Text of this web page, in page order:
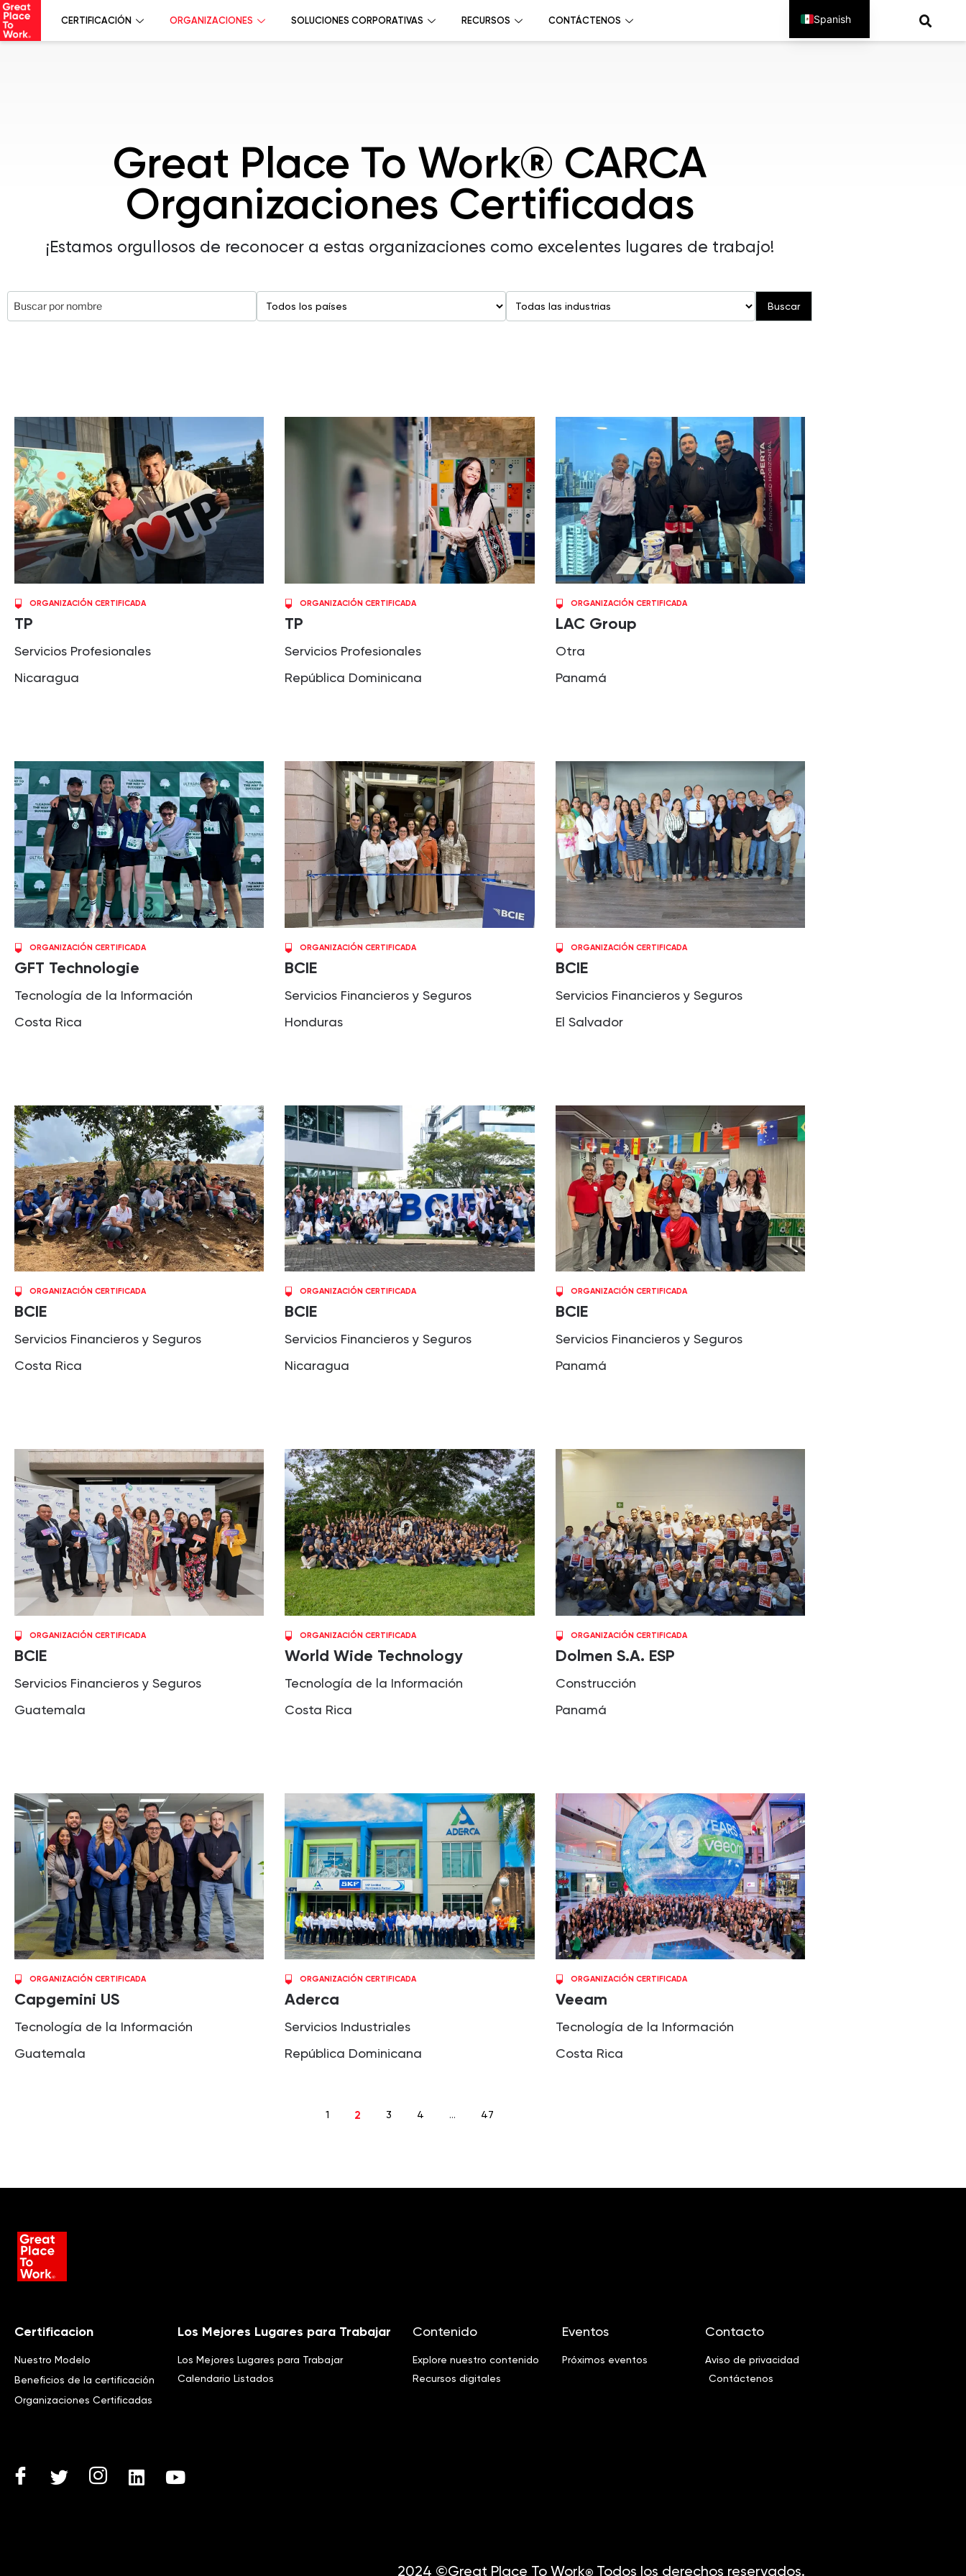
CERTIFICACIÓN ORGANIZACIONES SOLUCIONES CORPORATIVAS RECURSOS CONTÁCTENOS
Great Place To Work® CARCA
Organizaciones Certificadas
¡Estamos orgullosos de reconocer a estas organizaciones como excelentes lugares de trabajo!
Buscar
ORGANIZACIÓN CERTIFICADA
TP
Servicios Profesionales
Nicaragua
ORGANIZACIÓN CERTIFICADA
TP
Servicios Profesionales
República Dominicana
ORGANIZACIÓN CERTIFICADA
LAC Group
Otra
Panamá
ORGANIZACIÓN CERTIFICADA
GFT Technologie
Tecnología de la Información
Costa Rica
ORGANIZACIÓN CERTIFICADA
BCIE
Servicios Financieros y Seguros
Honduras
ORGANIZACIÓN CERTIFICADA
BCIE
Servicios Financieros y Seguros
El Salvador
ORGANIZACIÓN CERTIFICADA
BCIE
Servicios Financieros y Seguros
Costa Rica
ORGANIZACIÓN CERTIFICADA
BCIE
Servicios Financieros y Seguros
Nicaragua
ORGANIZACIÓN CERTIFICADA
BCIE
Servicios Financieros y Seguros
Panamá
ORGANIZACIÓN CERTIFICADA
BCIE
Servicios Financieros y Seguros
Guatemala
ORGANIZACIÓN CERTIFICADA
World Wide Technology
Tecnología de la Información
Costa Rica
ORGANIZACIÓN CERTIFICADA
Dolmen S.A. ESP
Construcción
Panamá
ORGANIZACIÓN CERTIFICADA
Capgemini US
Tecnología de la Información
Guatemala
ORGANIZACIÓN CERTIFICADA
Aderca
Servicios Industriales
República Dominicana
ORGANIZACIÓN CERTIFICADA
Veeam
Tecnología de la Información
Costa Rica
1 2 3 4 … 47
Certificacion
Nuestro Modelo
Beneficios de la certificación
Organizaciones Certificadas
Los Mejores Lugares para Trabajar
Los Mejores Lugares para Trabajar
Calendario Listados
Contenido
Explore nuestro contenido
Recursos digitales
Eventos
Próximos eventos
Contacto
Aviso de privacidad
Contáctenos
2024 ©Great Place To Work®Todos los derechos reservados.
Spanish
English